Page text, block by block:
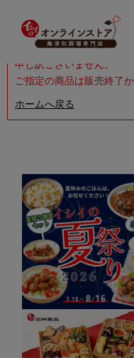
申し訳ございません。
ご指定の商品は販売終了
ホームへ戻る